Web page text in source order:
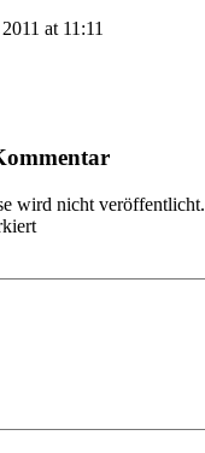
at 11:11
wird nicht veröffentlicht.